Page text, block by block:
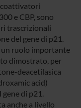
e CBP, sono
trascrizionali
del gene di p21.
un ruolo importante
dimostrato, per
deacetilasica
acid)
gene di p21.
anche a livello